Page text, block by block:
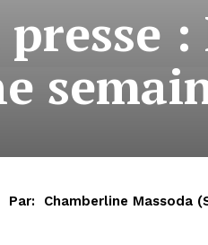
Par: Chamberline Massoda